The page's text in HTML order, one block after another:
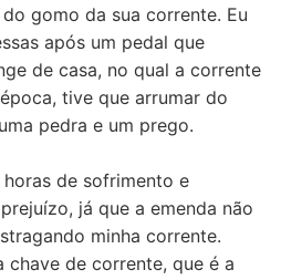
gomo da sua corrente. Eu
após um pedal que
de casa, no qual a corrente
tive que arrumar do
pedra e um prego.
de sofrimento e
já que a emenda não
minha corrente.
chave de corrente, que é a